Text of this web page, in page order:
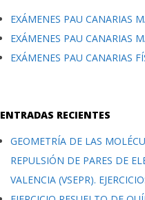
EXÁMENES PAU CANARIAS
EXÁMENES PAU CANARIAS
EXÁMENES PAU CANARIAS
ENTRADAS RECIENTES
GEOMETRÍA DE LAS
REPULSIÓN DE PARES DE
VALENCIA (VSEPR).